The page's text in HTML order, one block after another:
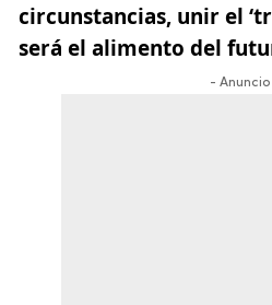
circunstancias, unir el
será el alimento del
-